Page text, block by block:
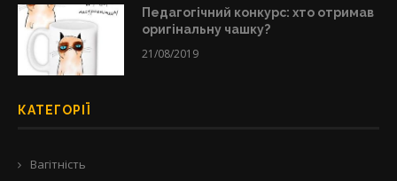
Педагогічний конкурс: хто отримав
оригінальну чашку?
21/08/2019
КАТЕГОРІЇ
Вагітність